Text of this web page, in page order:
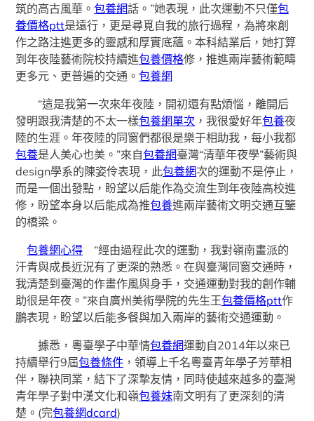
筑的高古風華。包養網話。”她表現，此次運動不只僅包
養價格ptt是遠行，更是尋覓自我的旅行過程，為將來創
作之路注進更多的靈感和厚實底蘊。本科結業后，她打算
到年夜陸藝術院校持續進包養價格修，推進兩岸藝術範疇
更多元、更普遍的交通。包養網
“這是我第一次來年夜陸，開初還有點煩惱，離開后
發明跟我清楚的不太一樣包養網單次 ，我很愛好年包養夜
陸的生涯。年夜陸的同窗們都很是樂于相助我，每小我都
包養是人美心也美。”來自包養網臺灣“清華年夜學”藝術與
design學系的陳姿伶表現，此包養網次的運動不是停止，
而是一個出發點，盼望以后能作為交流生到年夜陸高校進
修，盼望本身以后能成為推包養進兩岸藝術文明交通互鑒
的橋梁。
包養網心得 “經由過程此次的運動，我對嶺南畫派的
汗青與成長近況有了更深的熟悉。在與臺灣同窗交通時，
我清楚到臺灣的作畫作風與身手，交通運動對我的創作輔
助很是年夜。”來自廣州美術學院的先生王包養價格ptt作
鵬表現，盼望以后能多餐與加入兩岸的藝術交通運動。
據悉，粵臺學子中華情包養網運動自2014年以來已
持續舉行9屆包養條件 ，領導上千名粵臺青年學子芳華相
伴，聯袂同業，結下了深摯友情，同時使越來越多的臺灣
青年學子對中漢文化和嶺包養妹南文明有了更深刻的清
楚。(完包養網dcard)